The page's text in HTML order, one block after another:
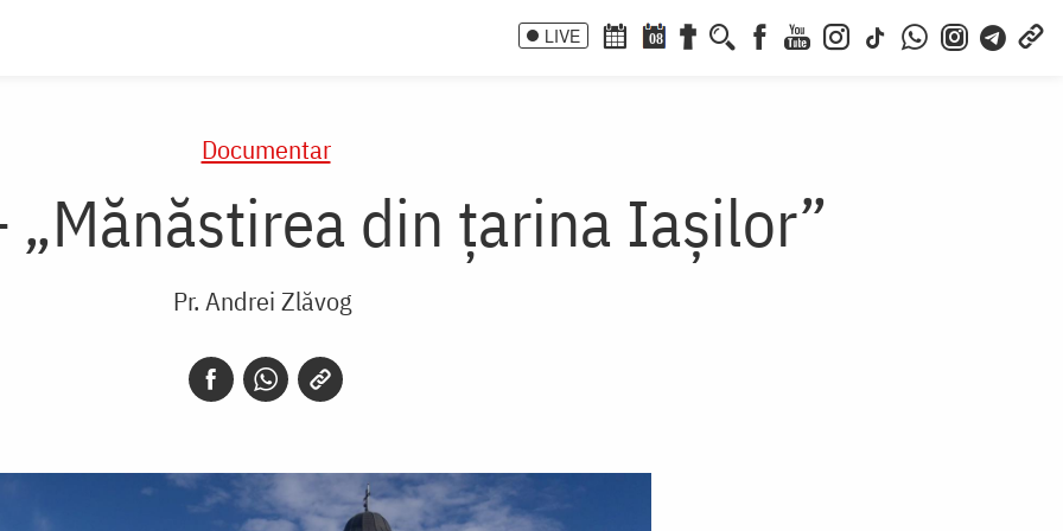
LIVE 08
Documentar
„Mănăstirea din țarina Iașilor”
Pr. Andrei Zlăvog